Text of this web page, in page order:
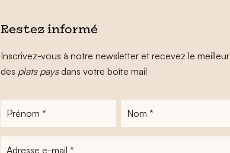
Restez informé
Inscrivez-vous à notre newsletter et recevez le meilleur
des plats paysdans votre boîte mail
Prénom Nom
Adresse